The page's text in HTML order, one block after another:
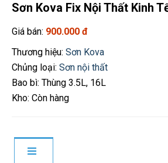
Sơn Kova Fix Nội Thất Kinh
Giá bán: 900.000 đ
Thương hiệu: Sơn Kova
Chủng loại: Sơn nội thất
Bao bì: Thùng 3.5L, 16L
Kho: Còn hàng